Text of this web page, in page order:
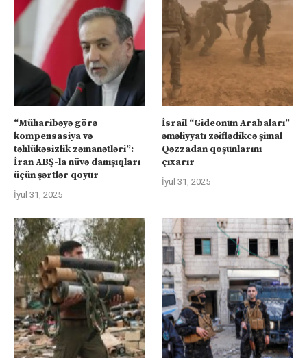
“Müharibəyə görə
kompensasiya və
təhlükəsizlik zəmanətləri”:
İran ABŞ-la nüvə danışıqları
üçün şərtlər qoyur
İyul 31, 2025
İsrail “Gideonun Arabaları”
əməliyyatı zəiflədikcə şimal
Qəzzadan qoşunlarını
çıxarır
İyul 31, 2025